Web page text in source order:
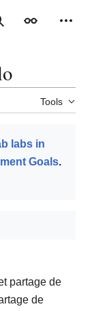
Appearance
Tools
labs in
Goals.
partage de
de